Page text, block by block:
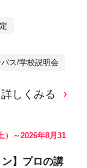
ス/学校説明会
詳しくみる
）～2026年8月31
ン】プロの講